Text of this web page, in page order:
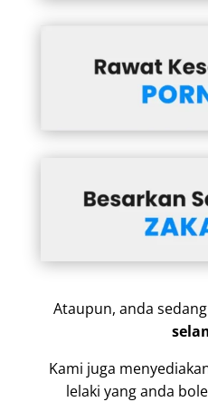
Ataupun, anda
Kami juga
lelaki yang anda